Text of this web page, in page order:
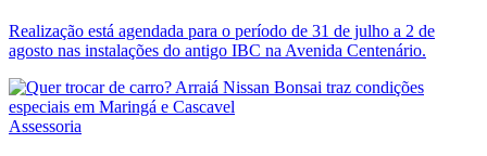
Realização está agendada para o período de 31 de julho a 2 de
agosto nas instalações do antigo IBC na Avenida Centenário.
Assessoria